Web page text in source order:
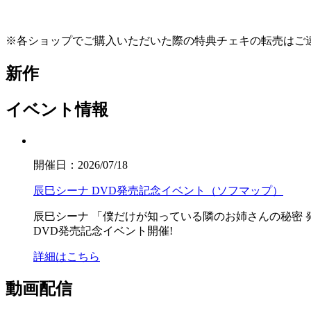
※各ショップでご購入いただいた際の特典チェ
新作
イベント情報
開催日：2026/07/18
辰巳シーナ DVD発売記念イベント（ソフマップ）
辰巳シーナ
「僕だけが知っている隣のお姉さんの秘密
DVD発売記念イベント開催!
詳細はこちら
動画配信